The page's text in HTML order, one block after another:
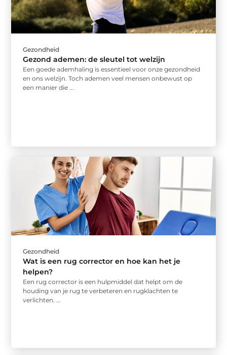
Gezondheid
Gezond ademen: de sleutel tot welzijn
Een goede ademhaling is essentieel voor onze gezondheid
en ons welzijn. Toch ademen veel mensen onbewust op
een manier die ...
Gezondheid
Wat is een rug corrector en hoe kan het je
helpen?
Een rug corrector is een hulpmiddel dat helpt om de
houding van je rug te verbeteren en rugklachten te
verlichten. ...